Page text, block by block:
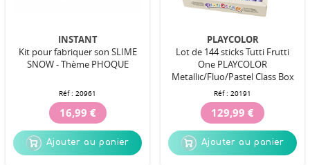
INSTANT
Kit pour fabriquer son SLIME
SNOW - Thème PHOQUE
Réf : 20961
16,99 €
Ajouter au panier
PLAYCOLOR
Lot de 144 sticks Tutti Frutti
One PLAYCOLOR
Metallic/Fluo/Pastel Class Box
Réf : 20191
129,99 €
Ajouter au panier